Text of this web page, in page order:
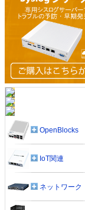
OpenBlocks
IoT関連
ネットワーク